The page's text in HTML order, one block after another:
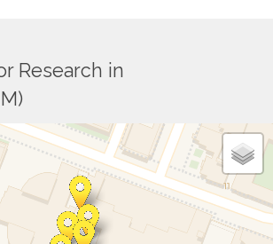
Research in